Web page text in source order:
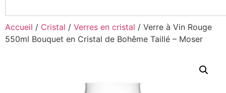
Accueil / Cristal / Verres en cristal / Verre à Vin Rouge
550ml Bouquet en Cristal de Bohême Taillé – Moser